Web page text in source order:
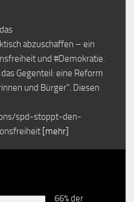
abzuschaffen – ein
und #Demokratie.
Gegenteil: eine Reform
und Bürger". Diesen
spd-stoppt-den-
[mehr]
66% der